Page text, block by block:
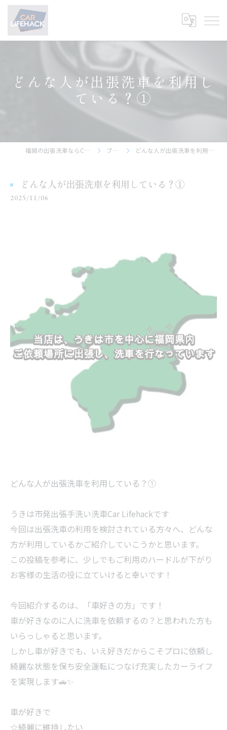
どんな人が出張洗車を利用し
ている？①
福岡の出張洗車ならCar Lifehack ブログ どんな人が出張洗車を利用している？①
どんな人が出張洗車を利用している？①
2025/11/06
どんな人が出張洗車を利用している？①
うきは市発出張手洗い洗車Car Lifehackです
今回は出張洗車の利用を検討されている方々へ、どんな
方が利用しているかご紹介していこうかと思います。
この投稿を参考に、少しでもご利用のハードルが下がり
お客様の生活の役に立ていけると幸いです！
今回紹介するのは、「車好きの方」です！
車が好きなのに人に洗車を依頼するの？と思われた方も
いらっしゃると思います。
しかし車が好きでも、いえ好きだからこそプロに依頼し
綺麗な状態を保ち安全運転につなげ充実したカーライフ
を実現します🚗✨
車が好きで
☆綺麗に維持したい